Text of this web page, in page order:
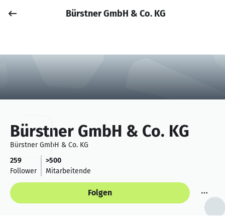
Anmelden
Bürstner GmbH & Co. KG
Bürstner GmbH & Co. KG
Bürstner GmbH & Co. KG
259
Follower
>500
Mitarbeitende
Folgen